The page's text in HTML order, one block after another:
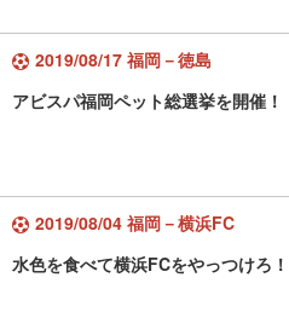
2019/08/17 福岡－徳島
アビスパ福岡ペット総選挙を開催！
2019/08/04 福岡－横浜FC
水色を食べて横浜FCをやっつけろ！